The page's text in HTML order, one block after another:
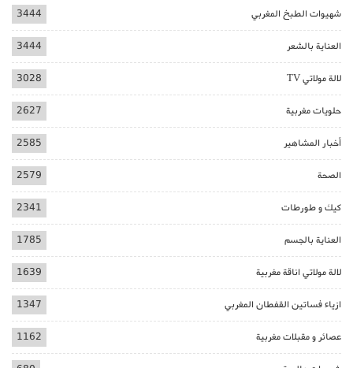
شهيوات الطبخ المغربي 3444
العناية بالشعر 3444
لالة مولاتي TV 3028
حلويات مغربية 2627
أخبار المشاهير 2585
الصحة 2579
كيك و طورطات 2341
العناية بالجسم 1785
لالة مولاتي اناقة مغربية 1639
ازياء فساتين القفطان المغربي 1347
عصائر و مقبلات مغربية 1162